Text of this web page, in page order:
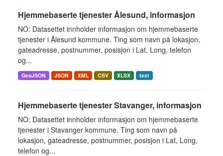
Hjemmebaserte tjenester Ålesund, informasjon
NO: Datasettet innholder informasjon om hjemmebaserte
tjenester i Ålesund kommune. Ting som navn på lokasjon,
gateadresse, postnummer, posisjon i Lat, Long, telefon
og...
GeoJSON JSON XML CSV XLSX text
Hjemmebaserte tjenester Stavanger, informasjon
NO: Datasettet innholder informasjon om hjemmebaserte
tjenester i Stavanger kommune. Ting som navn på
lokasjon, gateadresse, postnummer, posisjon i Lat, Long,
telefon og...